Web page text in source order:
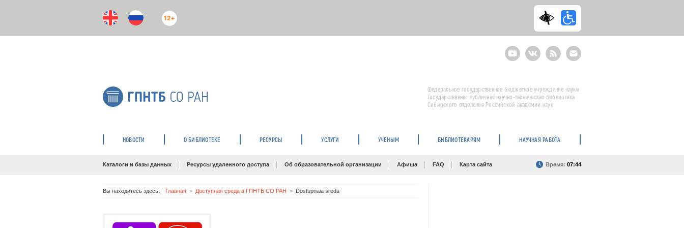
12+
YoutubeВКонтактеRSS
E-
mail
подписка
Федеральное государственное бюджетное учреждение науки
Государственная публичная научно-техническая библиотека
Сибирского отделения Российской академии наук
НОВОСТИ О БИБЛИОТЕКЕ РЕСУРСЫ УСЛУГИ УЧЕНЫМ БИБЛИОТЕКАРЯМ НАУЧНАЯ РАБОТА
Каталоги и базы данных Ресурсы удаленного доступа Об образовательной организации Афиша FAQ Карта сайта Время: 07:44
Вы находитесь здесь: Главная Доступная среда в ГПНТБ СО РАН Dostupnaia sreda